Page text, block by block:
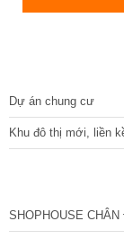
Dự án chung cư
Khu đô thị mới, liền
SHOPHOUSE